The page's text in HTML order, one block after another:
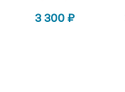
3 300 ₽